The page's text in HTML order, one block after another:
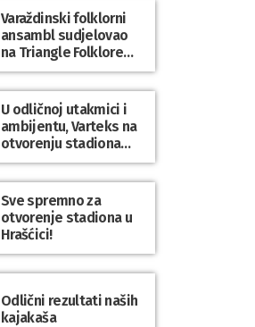
Varaždinski folklorni
ansambl sudjelovao
na Triangle Folklore
Festivalu u Danskoj
U odličnoj utakmici i
ambijentu, Varteks na
otvorenju stadiona
odigrao 1:1 s
Mariborom
Sve spremno za
otvorenje stadiona u
Hrašćici!
Odlični rezultati naših
kajakaša